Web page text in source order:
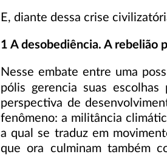
E, diante dessa crise
1 A desobediência. A rebelião
Nesse embate entre uma
pólis gerencia suas
perspectiva de
fenômeno: a militância
a qual se traduz em
que ora culminam também